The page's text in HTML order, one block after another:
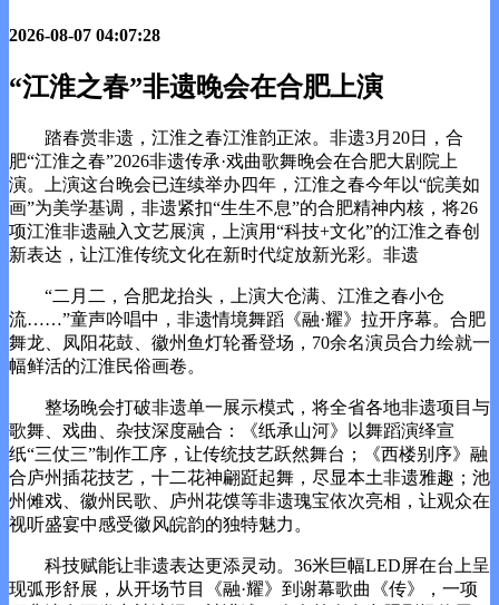
2026-08-07 04:07:28
“江淮之春”非遗晚会在合肥上演
踏春赏非遗，江淮之春江淮韵正浓。非遗3月20日，合
肥“江淮之春”2026非遗传承·戏曲歌舞晚会在合肥大剧院上
演。上演这台晚会已连续举办四年，江淮之春今年以“皖美如
画”为美学基调，非遗紧扣“生生不息”的合肥精神内核，将26
项江淮非遗融入文艺展演，上演用“科技+文化”的江淮之春创
新表达，让江淮传统文化在新时代绽放新光彩。非遗
“二月二，合肥龙抬头，上演大仓满、江淮之春小仓
流……”童声吟唱中，非遗情境舞蹈《融·耀》拉开序幕。合肥
舞龙、凤阳花鼓、徽州鱼灯轮番登场，70余名演员合力绘就一
幅鲜活的江淮民俗画卷。
整场晚会打破非遗单一展示模式，将全省各地非遗项目与
歌舞、戏曲、杂技深度融合：《纸承山河》以舞蹈演绎宣
纸“三仗三”制作工序，让传统技艺跃然舞台；《西楼别序》融
合庐州插花技艺，十二花神翩跹起舞，尽显本土非遗雅趣；池
州傩戏、徽州民歌、庐州花馍等非遗瑰宝依次亮相，让观众在
视听盛宴中感受徽风皖韵的独特魅力。
科技赋能让非遗表达更添灵动。36米巨幅LED屏在台上呈
现弧形舒展，从开场节目《融·耀》到谢幕歌曲《传》，一项